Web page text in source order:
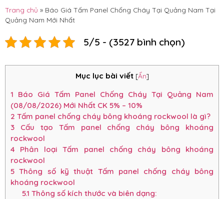
Trang chủ » Báo Giá Tấm Panel Chống Cháy Tại Quảng Nam Tại
Quảng Nam Mới Nhất
5/5 - (3527 bình chọn)
Mục lục bài viết [Ẩn]
1 Báo Giá Tấm Panel Chống Cháy Tại Quảng Nam
(08/08/2026) Mới Nhất CK 5% – 10%
2 Tấm panel chống cháy bông khoáng rockwool là gì?
3 Cấu tạo Tấm panel chống cháy bông khoáng
rockwool
4 Phân loại Tấm panel chống cháy bông khoáng
rockwool
5 Thông số kỹ thuật Tấm panel chống cháy bông
khoáng rockwool
5.1 Thông số kích thước và biên dạng: